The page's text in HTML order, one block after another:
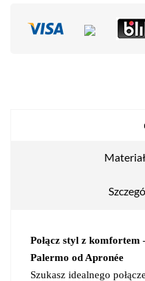
Połącz styl z komfortem
Palermo od Apronée
Szukasz idealnego